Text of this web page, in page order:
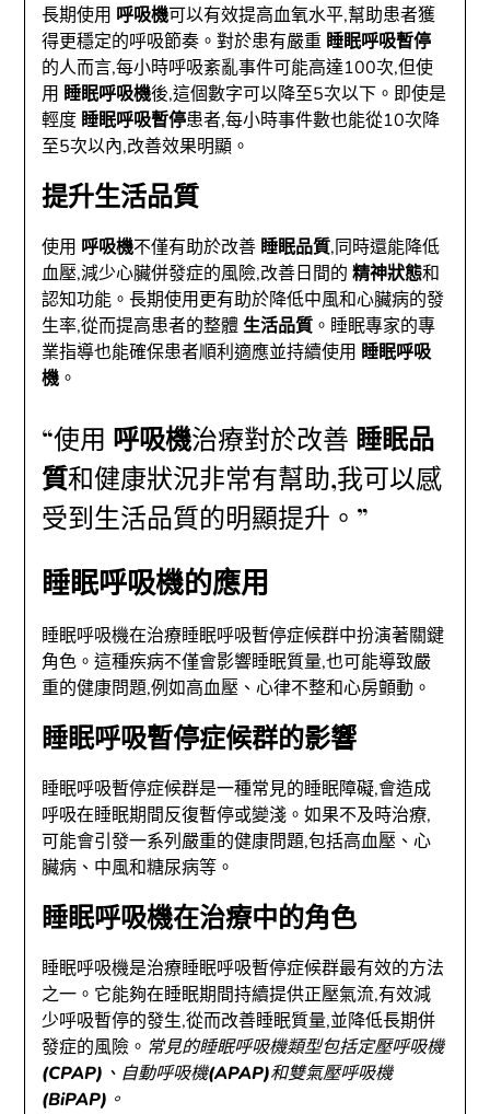
長期使用 呼吸機可以有效提高血氧水平,幫助患者獲
得更穩定的呼吸節奏。對於患有嚴重 睡眠呼吸暫停
的人而言,每小時呼吸紊亂事件可能高達100次,但使
用 睡眠呼吸機後,這個數字可以降至5次以下。即使是
輕度 睡眠呼吸暫停患者,每小時事件數也能從10次降
至5次以內,改善效果明顯。
提升生活品質
使用 呼吸機不僅有助於改善 睡眠品質,同時還能降低
血壓,減少心臟併發症的風險,改善日間的精神狀態和
認知功能。長期使用更有助於降低中風和心臟病的發
生率,從而提高患者的整體生活品質 。睡眠專家的專
業指導也能確保患者順利適應並持續使用 睡眠呼吸
機 。
“使用 呼吸機治療對於改善 睡眠品
質和健康狀況非常有幫助,我可以感
受到生活品質的明顯提升。”
睡眠呼吸機的應用
睡眠呼吸機在治療睡眠呼吸暫停症候群中扮演著關鍵
角色。這種疾病不僅會影響睡眠質量,也可能導致嚴
重的健康問題,例如高血壓、心律不整和心房顫動。
睡眠呼吸暫停症候群的影響
睡眠呼吸暫停症候群是一種常見的睡眠障礙,會造成
呼吸在睡眠期間反復暫停或變淺。如果不及時治療,
可能會引發一系列嚴重的健康問題,包括高血壓、心
臟病、中風和糖尿病等。
睡眠呼吸機在治療中的角色
睡眠呼吸機是治療睡眠呼吸暫停症候群最有效的方法
之一。它能夠在睡眠期間持續提供正壓氣流,有效減
少呼吸暫停的發生,從而改善睡眠質量,並降低長期併
發症的風險。 常見的睡眠呼吸機類型包括定壓呼吸機
(CPAP)、自動呼吸機(APAP)和雙氣壓呼吸機
(BiPAP)。